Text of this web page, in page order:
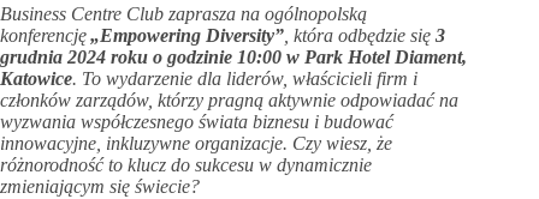
Business Centre Club zaprasza na ogólnopolską
konferencję„Empowering Diversity” , która odbędzie się 3
grudnia 2024 roku o godzinie 10:00 w Park Hotel Diament,
Katowice. To wydarzenie dla liderów, właścicieli firm i
członków zarządów, którzy pragną aktywnie odpowiadać na
wyzwania współczesnego świata biznesu i budować
innowacyjne, inkluzywne organizacje. Czy wiesz, że
różnorodność to klucz do sukcesu w dynamicznie
zmieniającym się świecie?